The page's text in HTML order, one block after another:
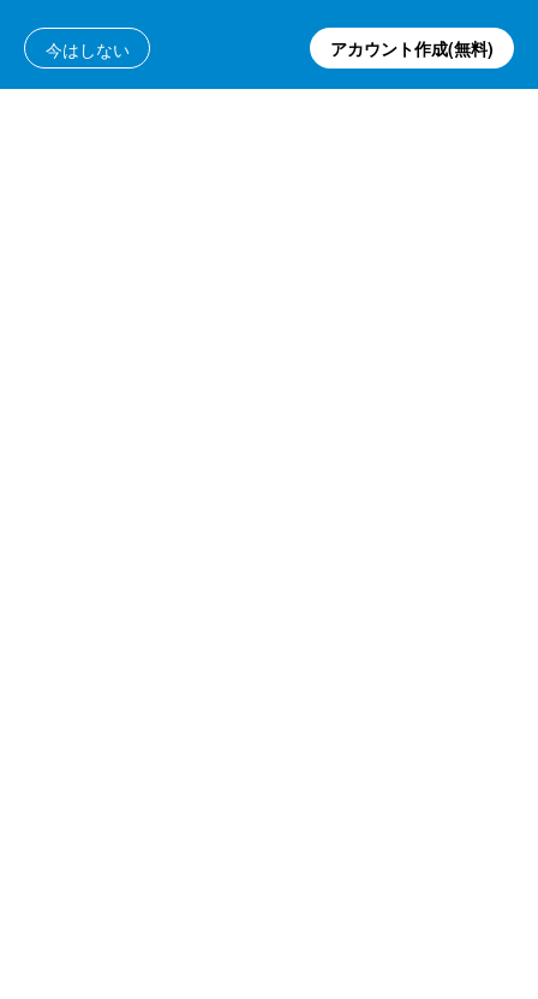
KTAG
2021/08/18
161.98
22.40ALIS
今はしない アカウント作成(無料)